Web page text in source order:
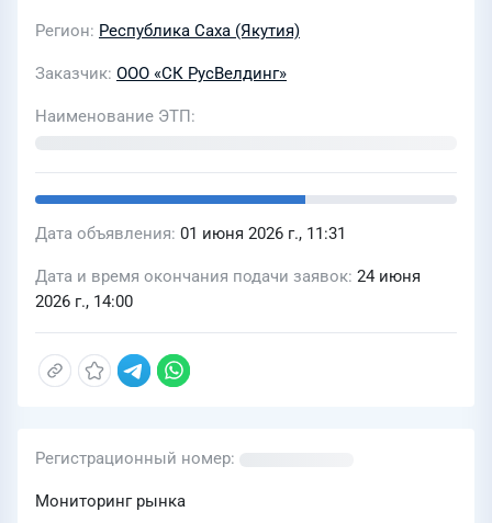
Регион Республика Саха (Якутия)
Заказчик ООО «СК РусВелдинг»
Наименование ЭТП
Дата объявления 01 июня 2026 г., 11:31
Дата и время окончания подачи заявок 24 июня
2026 г., 14:00
Регистрационный номер
Мониторинг рынка